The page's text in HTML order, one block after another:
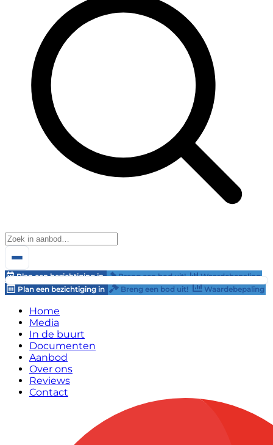
Plan een bezichtiging in Breng een bod uit!
Waardebepaling
Plan een bezichtiging in
Breng een bod uit! Waardebepaling
Home
Media
In de buurt
Documenten
Aanbod
Over ons
Reviews
Contact